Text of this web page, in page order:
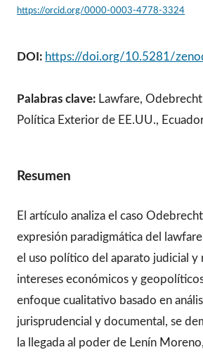
https://orcid.org/0000-0003-4778-3324
DOI: https://doi.org/10.5281/
Palabras clave: Lawfare,
Política Exterior de EE.UU.,
Resumen
El artículo analiza el caso
expresión paradigmática del
el uso político del aparato judicial y
intereses económicos y
enfoque cualitativo basado en
jurisprudencial y documental, se
la llegada al poder de Lenín